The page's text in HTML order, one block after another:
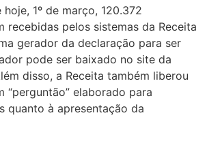
hoje, 1º de março, 120.372
recebidas pelos sistemas da Receita
gerador da declaração para ser
pode ser baixado no site da
disso, a Receita também liberou
“perguntão” elaborado para
quanto à apresentação da